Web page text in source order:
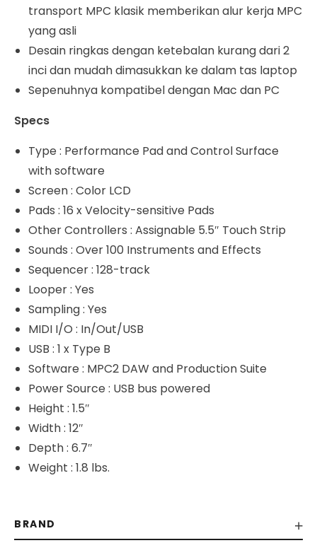
transport MPC klasik memberikan alur kerja MPC
yang asli
Desain ringkas dengan ketebalan kurang dari 2
inci dan mudah dimasukkan ke dalam tas laptop
Sepenuhnya kompatibel dengan Mac dan PC
Specs
Type : Performance Pad and Control Surface
with software
Screen : Color LCD
Pads : 16 x Velocity-sensitive Pads
Other Controllers : Assignable 5.5″ Touch Strip
Sounds : Over 100 Instruments and Effects
Sequencer : 128-track
Looper : Yes
Sampling : Yes
MIDI I/O : In/Out/USB
USB : 1 x Type B
Software : MPC2 DAW and Production Suite
Power Source : USB bus powered
Height : 1.5″
Width : 12″
Depth : 6.7″
Weight : 1.8 lbs.
BRAND